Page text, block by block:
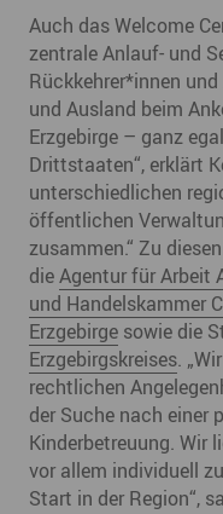
Auch das Welcome
zentrale Anlauf- und
Rückkehrer*innen
und Ausland beim
Erzgebirge – ganz
Drittstaaten“, erklärt
unterschiedlichen
öffentlichen
zusammen.“ Zu
dieAgentur für Arbeit
und Handelskammer
Erzgebirge sowie die
Erzgebirgskreises.
rechtlichen
der Suche nach einer
Kinderbetreuung. Wir
vor allem individuell
Start in der Region“,